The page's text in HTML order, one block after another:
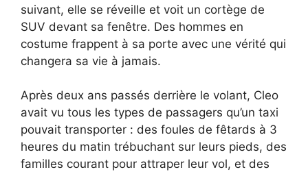
suivant, elle se réveille et voit un cortège de
SUV devant sa fenêtre. Des hommes en
costume frappent à sa porte avec une vérité qui
changera sa vie à jamais.
Après deux ans passés derrière le volant, Cleo
avait vu tous les types de passagers qu’un taxi
pouvait transporter : des foules de fêtards à 3
heures du matin trébuchant sur leurs pieds, des
familles courant pour attraper leur vol, et des